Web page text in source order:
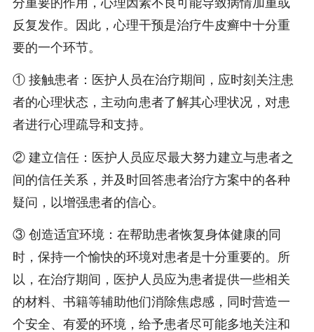
反复发作。因此，心理干预是治疗牛皮癣中十分重
要的一个环节。
① 接触患者：医护人员在治疗期间，应时刻关注患
者的心理状态，主动向患者了解其心理状况，对患
者进行心理疏导和支持。
② 建立信任：医护人员应尽最大努力建立与患者之
间的信任关系，并及时回答患者治疗方案中的各种
疑问，以增强患者的信心。
③ 创造适宜环境：在帮助患者恢复身体健康的同
时，保持一个愉快的环境对患者是十分重要的。所
以，在治疗期间，医护人员应为患者提供一些相关
的材料、书籍等辅助他们消除焦虑感，同时营造一
个安全、有爱的环境，给予患者尽可能多地关注和